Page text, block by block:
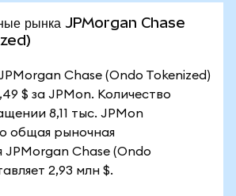
рынка JPMorgan Chase
Chase (Ondo Tokenized)
$ за JPMon. Количество
8,11 тыс. JPMon
общая рыночная
JPMorgan Chase (Ondo
2,93 млн $.